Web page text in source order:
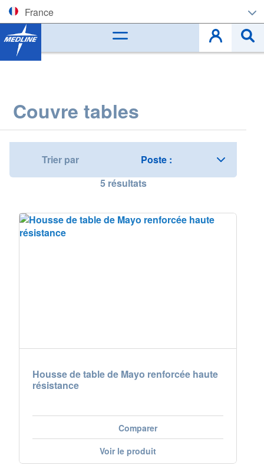
France
Corporate (EN)
Deutschland
España
Ireland
Slovenská republika
Couvre tables
Trier par
5résultats
Housse de table de Mayo renforcée haute
résistance
Comparer
Voir le produit